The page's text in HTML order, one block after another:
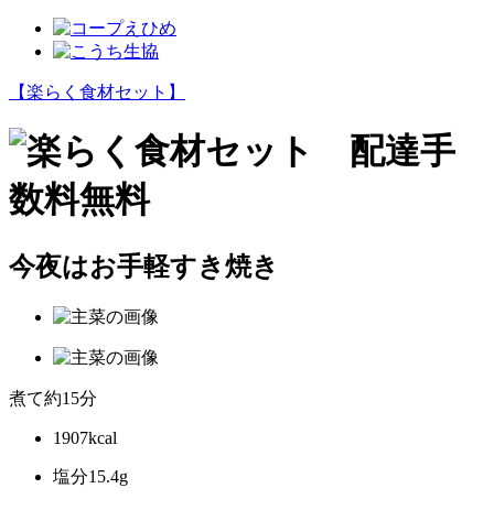
【楽らく食材セット】
今夜はお手軽すき焼き
煮て約15分
1907kcal
塩分15.4g